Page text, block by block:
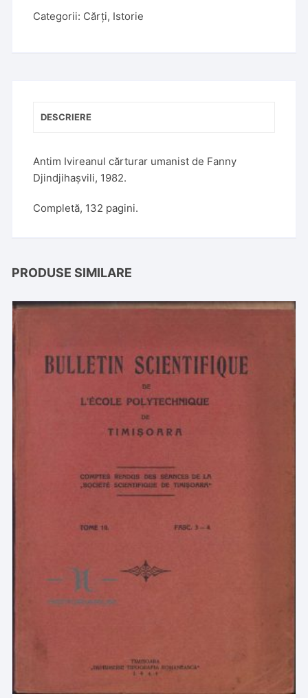
Categorii: Cărți, Istorie
DESCRIERE
Antim Ivireanul cărturar umanist de Fanny
Djindjihașvili, 1982.
Completă, 132 pagini.
PRODUSE SIMILARE